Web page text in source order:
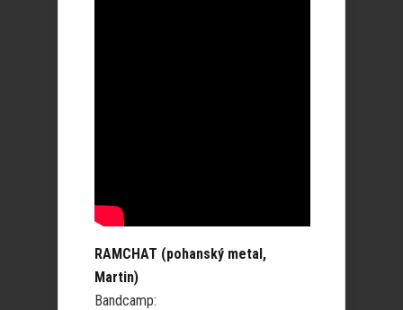
RAMCHAT (pohanský metal,
Martin)
Bandcamp: